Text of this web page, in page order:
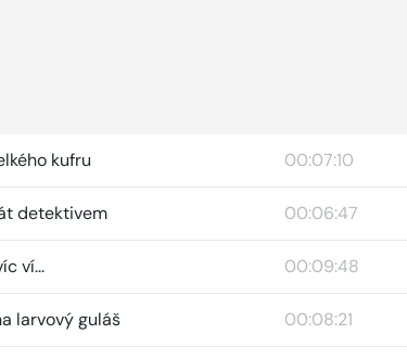
kufru 00:07:10
detektivem 00:06:47
ví... 00:09:48
larvový guláš 00:08:21